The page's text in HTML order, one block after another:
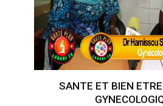
SANTE ET BIEN